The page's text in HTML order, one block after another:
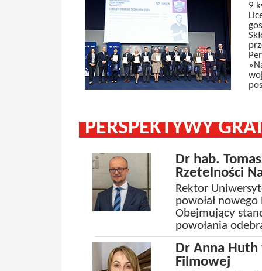
9
PERSPEKTYWY
Dr hab.
Rzetelności
Rektor
powołał
Obejmujący
powołania
Dr Anna
Filmowej